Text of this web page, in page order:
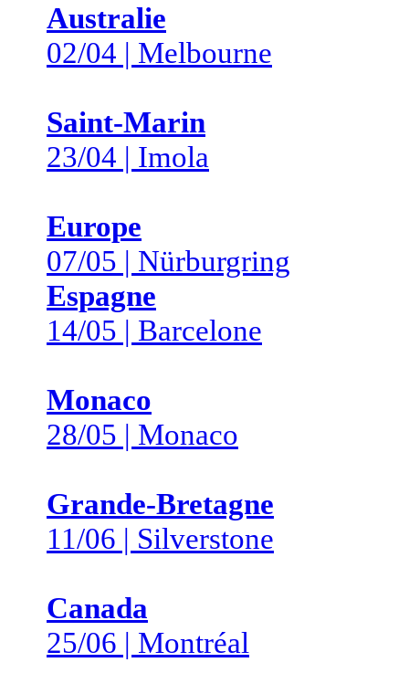
Australie
02/04 | Melbourne
Saint-Marin
23/04 | Imola
Europe
07/05 | Nürburgring
Espagne
14/05 | Barcelone
Monaco
28/05 | Monaco
Grande-Bretagne
11/06 | Silverstone
Canada
25/06 | Montréal